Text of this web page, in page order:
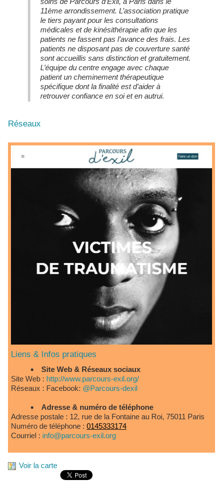
11ème arrondissement. L’association pratique
le tiers payant pour les consultations
médicales et de kinésithérapie afin que les
patients ne fassent pas l’avance des frais. Les
patients ne disposant pas de couverture santé
sont accueillis sans distinction et gratuitement.
L’équipe du centre engage avec chaque
patient un cheminement thérapeutique
spécifique dont la finalité est d’aider à
retrouver confiance en soi et en autrui.
Réseaux
Liens & Infos pratiques
Site Web & Réseaux sociaux
Site Web : http://www.parcours-exil.org/
Réseaux : Facebook: @Parcours-dexil
Adresse & numéro de téléphone
Adresse postale : 12, rue de la Fontaine au Roi, 75011 Paris
Numéro de téléphone : 0145333174
Courriel : info@parcours-exil.org
Voir la carte